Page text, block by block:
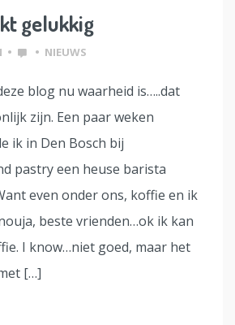
gelukkig
• • NIEUWS
blog nu waarheid is…..dat
zijn. Een paar weken
ik in Den Bosch bij
pastry een heuse barista
even onder ons, koffie en ik
beste vrienden…ok ik kan
I know…niet goed, maar het
[…]